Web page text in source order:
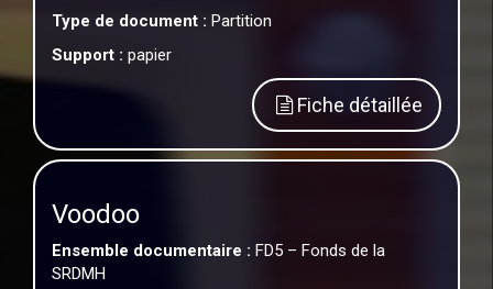
Type de document : Partition
Support : papier
Fiche détaillée
Voodoo
Ensemble documentaire : FD5 – Fonds de la
SRDMH